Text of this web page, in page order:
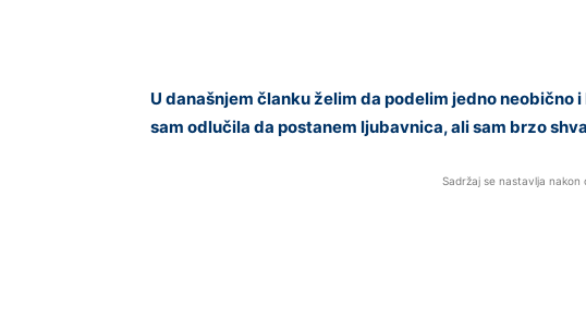
U današnjem članku želim da podelim jedno neobično
sam odlučila da postanem ljubavnica, ali sam brzo
Sadržaj se nastavlja nakon